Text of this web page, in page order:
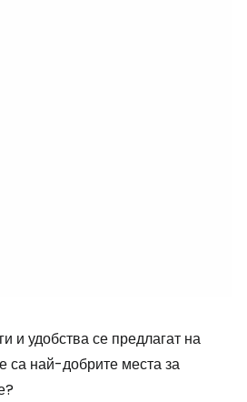
и удобства се предлагат на
са най-добрите места за